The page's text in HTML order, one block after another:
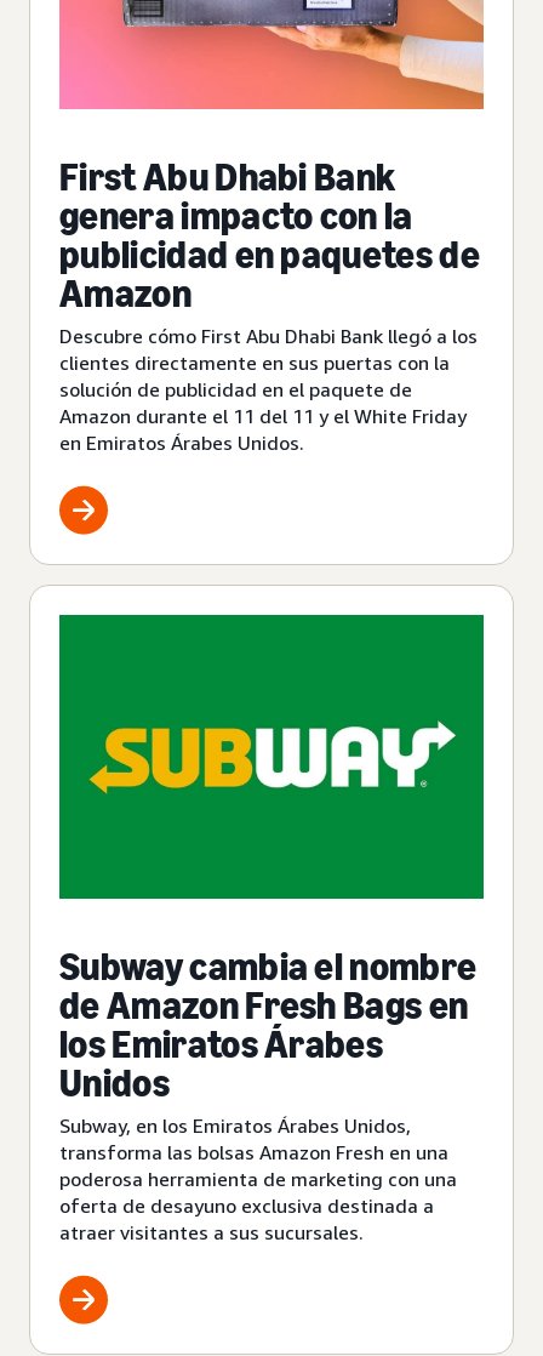
First Abu Dhabi Bank
genera impacto con la
publicidad en paquetes de
Amazon
Descubre cómo First Abu Dhabi Bank llegó a los
clientes directamente en sus puertas con la
solución de publicidad en el paquete de
Amazon durante el 11 del 11 y el White Friday
en Emiratos Árabes Unidos.
Subway cambia el nombre
de Amazon Fresh Bags en
los Emiratos Árabes
Unidos
Subway, en los Emiratos Árabes Unidos,
transforma las bolsas Amazon Fresh en una
poderosa herramienta de marketing con una
oferta de desayuno exclusiva destinada a
atraer visitantes a sus sucursales.